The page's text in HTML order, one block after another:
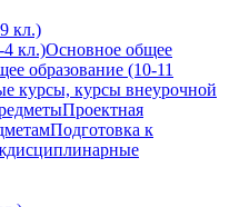
кл.)
4 кл.)Основное общее
образование (10-11
курсы, курсы внеурочной
Проектная
Подготовка к